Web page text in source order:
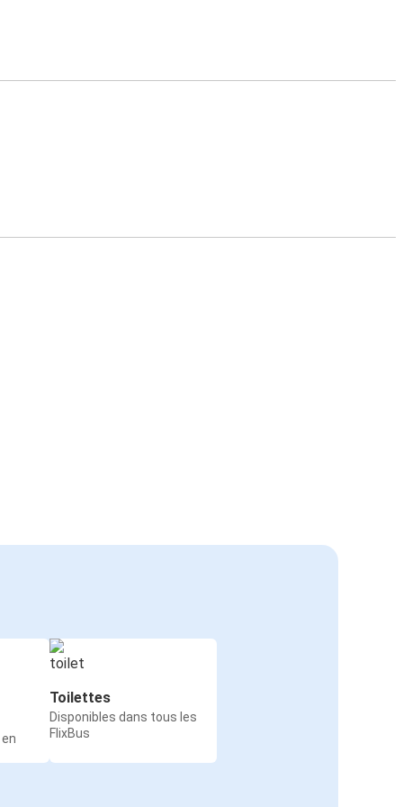
Toilettes
Disponibles dans tous les
FlixBus